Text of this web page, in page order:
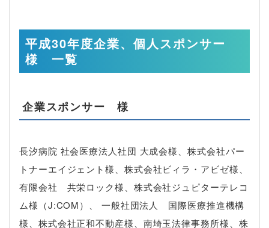
平成30年度企業、個人スポンサー
様 一覧
企業スポンサー 様
長汐病院 社会医療法人社団 大成会様、株式会社パー
トナーエイジェント様、株式会社ビィラ・アビゼ様、
有限会社 共栄ロック様、株式会社ジュピターテレコ
ム様（J:COM）、 一般社団法人 国際医療推進機構
様、株式会社正和不動産様、南埼玉法律事務所様、株